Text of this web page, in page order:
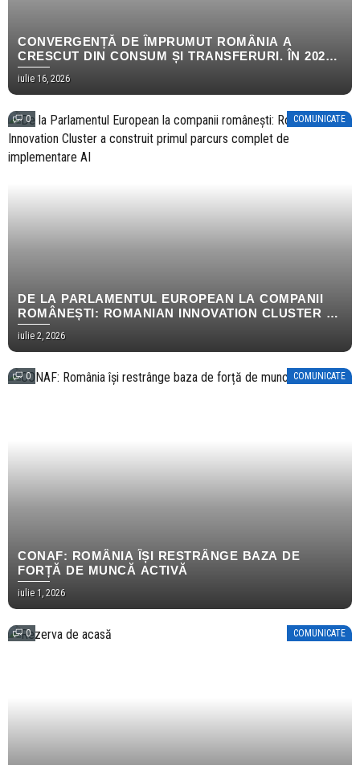
CONVERGENȚĂ DE ÎMPRUMUT ROMÂNIA A
CRESCUT DIN CONSUM ȘI TRANSFERURI. ÎN 2026,
AMBELE S-AU OPRIT
iulie 16, 2026
0 COMUNICATE
DE LA PARLAMENTUL EUROPEAN LA COMPANII
ROMÂNEȘTI: ROMANIAN INNOVATION CLUSTER A
CONSTRUIT PRIMUL PARCURS COMPLET DE
IMPLEMENTARE AI
iulie 2, 2026
0 COMUNICATE
CONAF: ROMÂNIA ÎȘI RESTRÂNGE BAZA DE
FORȚĂ DE MUNCĂ ACTIVĂ
iulie 1, 2026
0 COMUNICATE